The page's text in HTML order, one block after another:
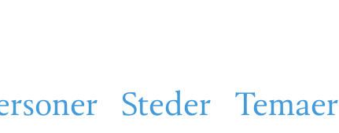
Steder Temaer